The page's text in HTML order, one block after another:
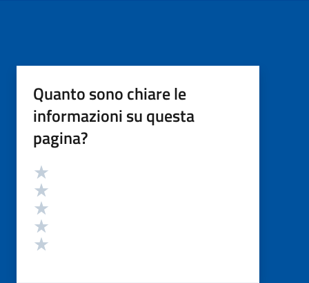
Quanto sono chiare le
informazioni su questa
pagina?
Valutazione